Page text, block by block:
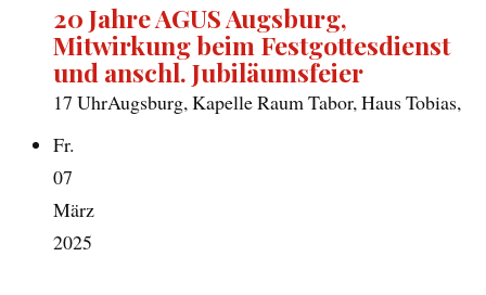
20 Jahre AGUS Augsburg,
Mitwirkung beim Festgottesdienst
und anschl. Jubiläumsfeier
17 UhrAugsburg, Kapelle Raum Tabor, Haus Tobias,
Fr.
07
März
2025